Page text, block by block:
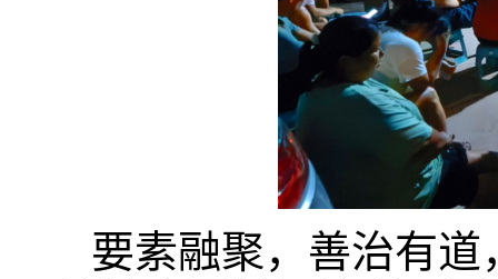
要素融聚，善治有道